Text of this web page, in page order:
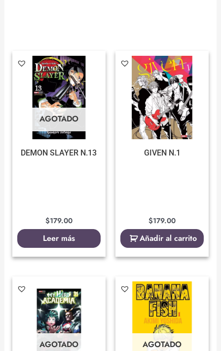
AGOTADO
DEMON SLAYER N.13
$179.00
Leer más
GIVEN N.1
$179.00
Añadir al carrito
AGOTADO AGOTADO